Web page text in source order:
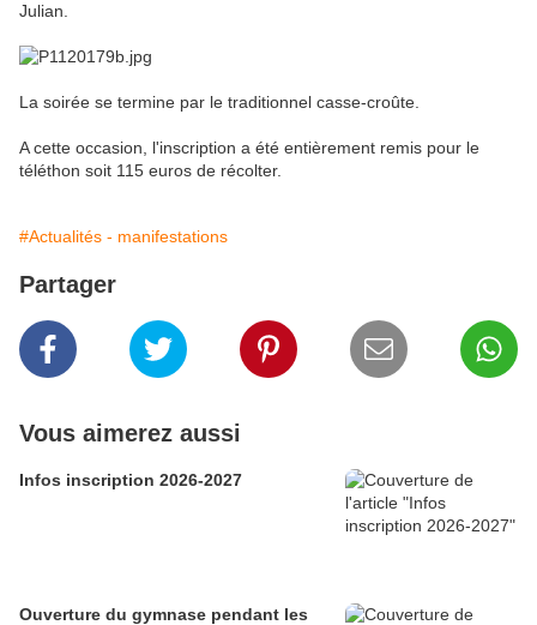
Julian.
La soirée se termine par le traditionnel casse-croûte.
A cette occasion, l'inscription a été entièrement remis pour le
téléthon soit 115 euros de récolter.
#Actualités - manifestations
Partager
Vous aimerez aussi
Infos inscription 2026-2027
Ouverture du gymnase pendant les